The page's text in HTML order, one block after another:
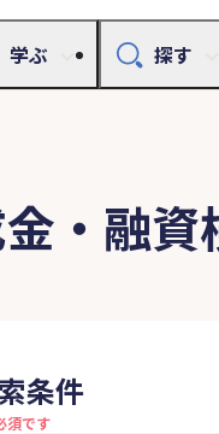
学ぶ 探す
・融資
条件
須です